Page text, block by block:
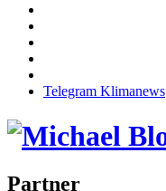
Telegram Klimanews
Partner